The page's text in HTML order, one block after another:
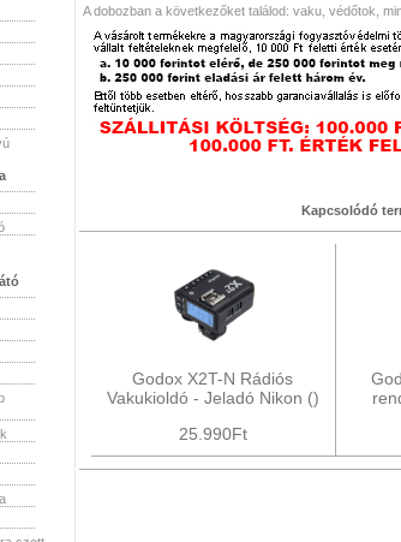
A dobozban a következőket találod: vaku, védőtok,
Kapcsolódó
Godox X2T-N Rádiós
Vakukioldó - Jeladó Nikon ()
25.990Ft